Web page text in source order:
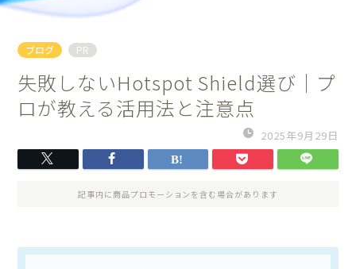
ブログ PR
失敗しないHotspot Shield選び｜プ
ロが教える活用法と注意点
2025年9月29日
記事内に商品プロモーションを含む場合があります